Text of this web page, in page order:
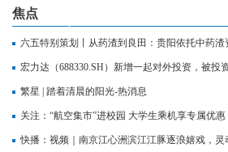
如下
焦点
六五特别策划丨从药渣到良田：贵阳依托中药渣
利用 走出固废循环利用新路径 每日讯息
宏力达（688330.SH）新增一起对外投资，被投
为广东微容电子科技股份有限公司_每日快看
繁星 | 踏着清晨的阳光-热消息
关注：“航空集市”进校园 大学生乘机享专属优惠
快播：视频｜南京江心洲滨江江豚逐浪嬉戏，灵